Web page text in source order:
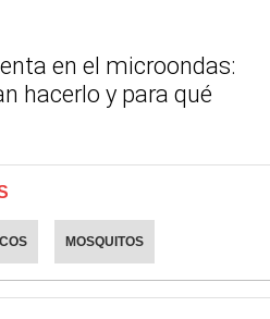
en el microondas:
hacerlo y para qué
MOSQUITOS